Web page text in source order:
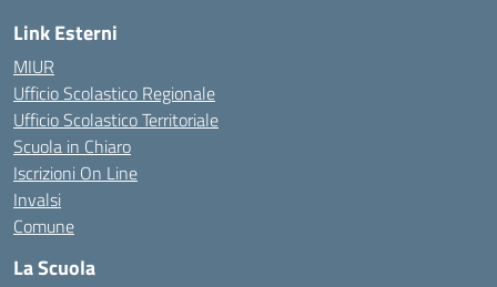
Link Esterni
MIUR
Ufficio Scolastico Regionale
Ufficio Scolastico Territoriale
Scuola in Chiaro
Iscrizioni On Line
Invalsi
Comune
La Scuola